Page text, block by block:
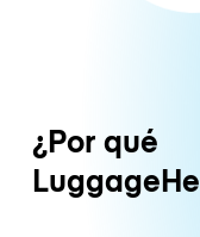
¿Por qué